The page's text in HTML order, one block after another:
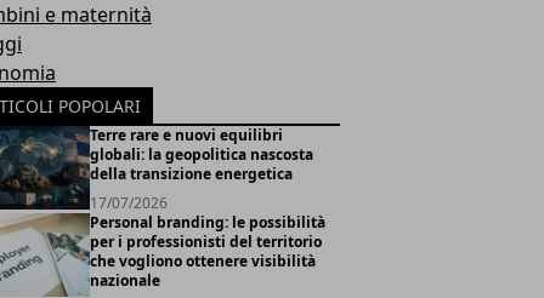
e maternità
POPOLARI
Terre rare e nuovi equilibri
globali: la geopolitica nascosta
della transizione energetica
17/07/2026
Personal branding: le possibilità
per i professionisti del territorio
che vogliono ottenere visibilità
nazionale